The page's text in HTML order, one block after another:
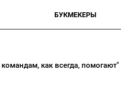
БУКМЕКЕРЫ
как всегда, помогают"